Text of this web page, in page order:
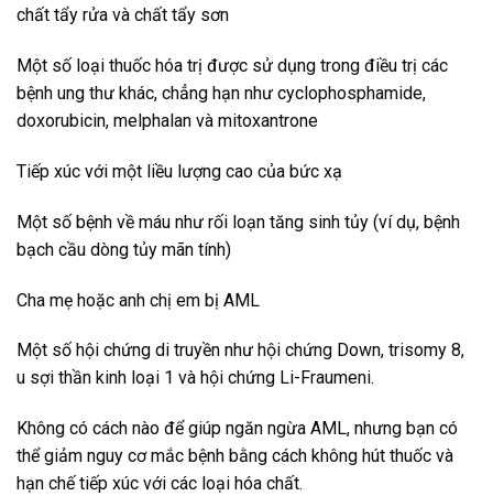
chất tẩy rửa và chất tẩy sơn
Một số loại thuốc hóa trị được sử dụng trong điều trị các
bệnh ung thư khác, chẳng hạn như cyclophosphamide,
doxorubicin, melphalan và mitoxantrone
Tiếp xúc với một liều lượng cao của bức xạ
Một số bệnh về máu như rối loạn tăng sinh tủy (ví dụ, bệnh
bạch cầu dòng tủy mãn tính)
Cha mẹ hoặc anh chị em bị AML
Một số hội chứng di truyền như hội chứng Down, trisomy 8,
u sợi thần kinh loại 1 và hội chứng Li-Fraumeni.
Không có cách nào để giúp ngăn ngừa AML, nhưng bạn có
thể giảm nguy cơ mắc bệnh bằng cách không hút thuốc và
hạn chế tiếp xúc với các loại hóa chất.